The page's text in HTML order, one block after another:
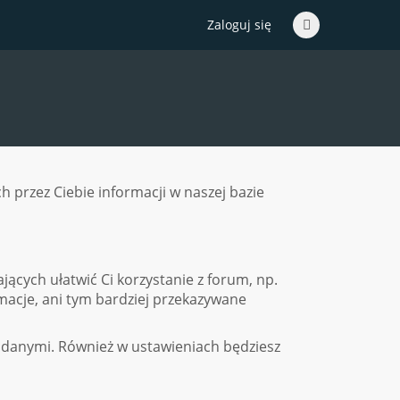
Zaloguj się
przez Ciebie informacji w naszej bazie
ułatwić Ci korzystanie z forum, np.
ani tym bardziej przekazywane
Również w ustawieniach będziesz